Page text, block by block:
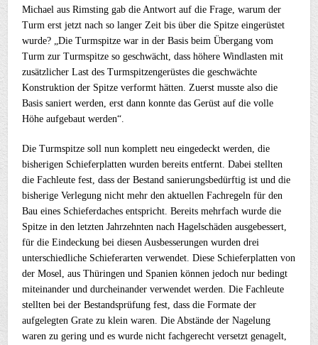
Michael aus Rimsting gab die Antwort auf die Frage, warum der
Turm erst jetzt nach so langer Zeit bis über die Spitze eingerüstet
wurde? „Die Turmspitze war in der Basis beim Übergang vom
Turm zur Turmspitze so geschwächt, dass höhere Windlasten mit
zusätzlicher Last des Turmspitzengerüstes die geschwächte
Konstruktion der Spitze verformt hätten. Zuerst musste also die
Basis saniert werden, erst dann konnte das Gerüst auf die volle
Höhe aufgebaut werden“.
Die Turmspitze soll nun komplett neu eingedeckt werden, die
bisherigen Schieferplatten wurden bereits entfernt. Dabei stellten
die Fachleute fest, dass der Bestand sanierungsbedürftig ist und die
bisherige Verlegung nicht mehr den aktuellen Fachregeln für den
Bau eines Schieferdaches entspricht. Bereits mehrfach wurde die
Spitze in den letzten Jahrzehnten nach Hagelschäden ausgebessert,
für die Eindeckung bei diesen Ausbesserungen wurden drei
unterschiedliche Schieferarten verwendet. Diese Schieferplatten von
der Mosel, aus Thüringen und Spanien können jedoch nur bedingt
miteinander und durcheinander verwendet werden. Die Fachleute
stellten bei der Bestandsprüfung fest, dass die Formate der
aufgelegten Grate zu klein waren. Die Abstände der Nagelung
waren zu gering und es wurde nicht fachgerecht versetzt genagelt,